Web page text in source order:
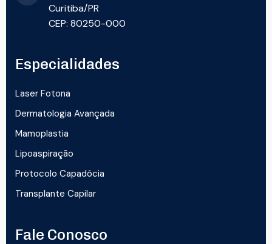
Curitiba/PR
CEP: 80250-000
Especialidades
Laser Fotona
Dermatologia Avançada
Mamoplastia
Lipoaspiração
Protocolo Capadócia
Transplante Capilar
Fale Conosco